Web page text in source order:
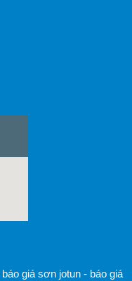
báo giá sơn jotun - báo giá